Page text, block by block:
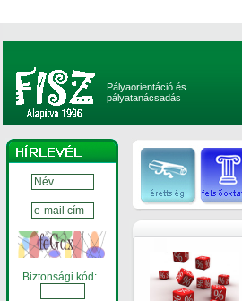
Pályaorientáció és
pályatanácsadás
Biztonsági kód: